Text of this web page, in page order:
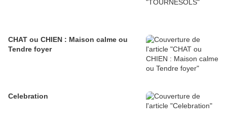
CHAT ou CHIEN : Maison calme ou
Tendre foyer
Celebration